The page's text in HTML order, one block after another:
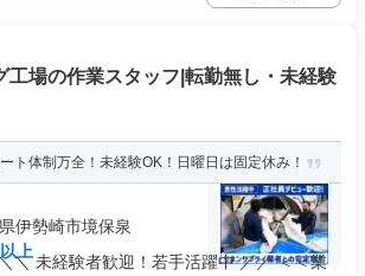
工場の作業スタッフ|転勤無し・未経験
ト体制万全！未経験OK！日曜日は固定休み！
伊勢崎市境保泉
上
＼ 未経験者歓迎！若手活躍中 ／／ ＜＜業